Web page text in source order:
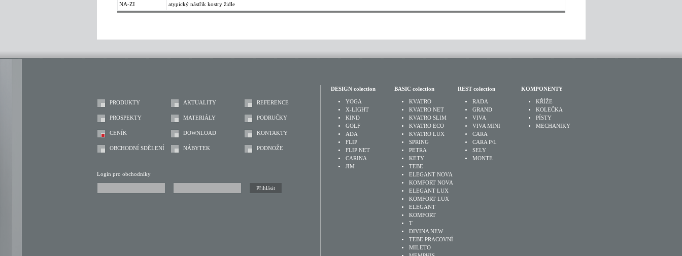
NA-ZI atypický nástřik kostry židle
PRODUKTY AKTUALITY REFERENCE
PROSPEKTY MATERIÁLY PODRUČKY
CENÍK DOWNLOAD KONTAKTY
OBCHODNÍ SDĚLENÍ NÁBYTEK PODNOŽE
Login pro obchodníky
DESIGN colection
YOGA
X-LIGHT
KIND
GOLF
ADA
FLIP
FLIP NET
CARINA
JIM
BASIC colection
KVATRO
KVATRO NET
KVATRO SLIM
KVATRO ECO
KVATRO LUX
SPRING
PETRA
KETY
TEBE
ELEGANT NOVA
KOMFORT NOVA
ELEGANT LUX
KOMFORT LUX
ELEGANT
KOMFORT
T
DIVINA NEW
TEBE PRACOVNÍ
MILETO
REST colection
RADA
GRAND
VIVA
VIVA MINI
CARA
CARA P/L
SELY
MONTE
KOMPONENTY
KŘÍŽE
KOLEČKA
PÍSTY
MECHANIKY